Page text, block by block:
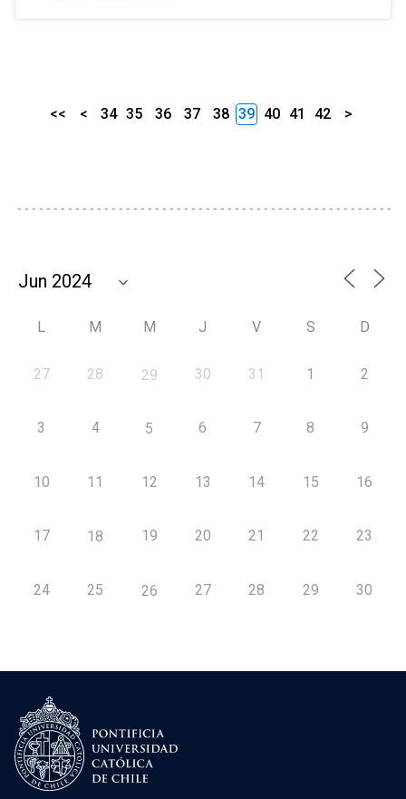
<< < 34 35 36 37 38 39 40 41 42 >
L M M J V S D
27 28 29 30 31 1 2
3 4 5 6 7 8 9
10 11 12 13 14 15 16
17 18 19 20 21 22 23
24 25 26 27 28 29 30